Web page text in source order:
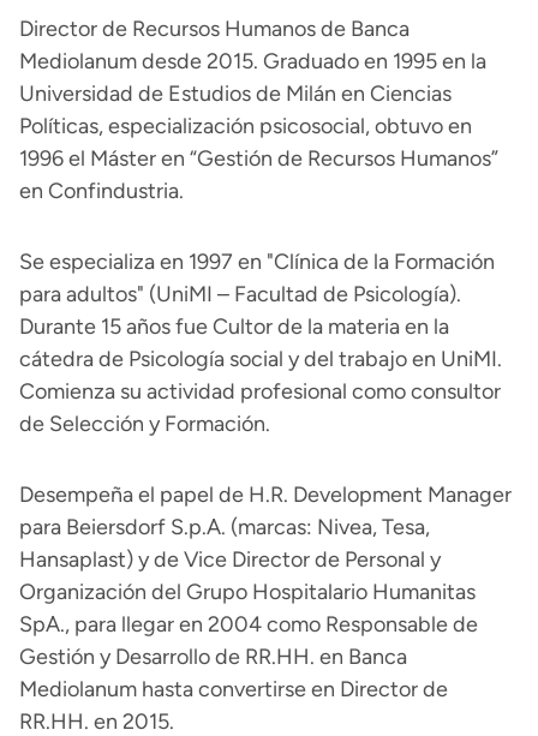
Director de Recursos Humanos de Banca
Mediolanum desde 2015. Graduado en 1995 en la
Universidad de Estudios de Milán en Ciencias
Políticas, especialización psicosocial, obtuvo en
1996 el Máster en “Gestión de Recursos Humanos”
en Confindustria.
Se especializa en 1997 en "Clínica de la Formación
para adultos" (UniMI – Facultad de Psicología).
Durante 15 años fue Cultor de la materia en la
cátedra de Psicología social y del trabajo en UniMI.
Comienza su actividad profesional como consultor
de Selección y Formación.
Desempeña el papel de H.R. Development Manager
para Beiersdorf S.p.A. (marcas: Nivea, Tesa,
Hansaplast) y de Vice Director de Personal y
Organización del Grupo Hospitalario Humanitas
SpA., para llegar en 2004 como Responsable de
Gestión y Desarrollo de RR.HH. en Banca
Mediolanum hasta convertirse en Director de
RR.HH. en 2015.